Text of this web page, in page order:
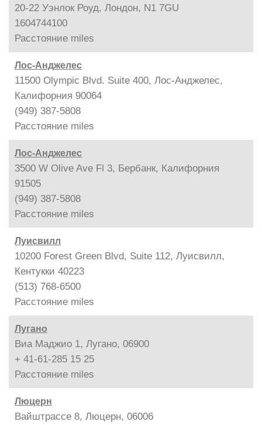
20-22 Уэнлок Роуд, Лондон, N1 7GU
1604744100
Расстояние miles
Лос-Анджелес
11500 Olympic Blvd. Suite 400, Лос-Анджелес,
Калифорния 90064
(949) 387-5808
Расстояние miles
Лос-Анджелес
3500 W Olive Ave Fl 3, Бербанк, Калифорния
91505
(949) 387-5808
Расстояние miles
Луисвилл
10200 Forest Green Blvd, Suite 112, Луисвилл,
Кентукки 40223
(513) 768-6500
Расстояние miles
Лугано
Виа Маджио 1, Лугано, 06900
+ 41-61-285 15 25
Расстояние miles
Люцерн
Вайштрассе 8, Люцерн, 06006